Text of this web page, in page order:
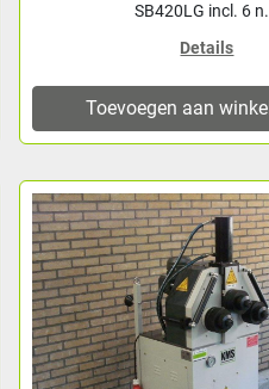
SB420LG incl. 6
Details
Toevoegen aan